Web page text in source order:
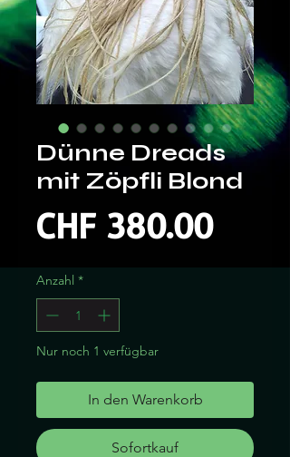
Dünne Dreads
mit Zöpfli Blond
CHF 380.00Preis
Anzahl *
Nur noch 1 verfügbar
In den Warenkorb
Sofortkauf